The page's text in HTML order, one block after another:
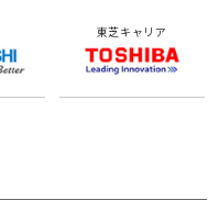
東芝キャリア